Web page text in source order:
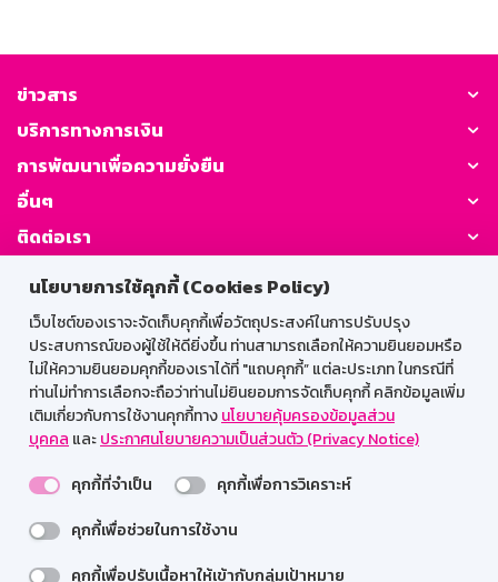
นโยบายการใช้คุกกี้ (Cookies Policy)
เว็บไซต์ของเราจะจัดเก็บคุกกี้เพื่อวัตถุประสงค์ในการปรับปรุง
ประสบการณ์ของผู้ใช้ให้ดียิ่งขึ้น ท่านสามารถเลือกให้ความยินยอมหรือ
ไม่ให้ความยินยอมคุกกี้ของเราได้ที่ "แถบคุกกี้” แต่ละประเภท ในกรณีที่
ท่านไม่ทำการเลือกจะถือว่าท่านไม่ยินยอมการจัดเก็บคุกกี้ คลิกข้อมูลเพิ่ม
เติมเกี่ยวกับการใช้งานคุกกี้ทางนโยบายคุ้มครองข้อมูลส่วน
บุคคล และประกาศนโยบายความเป็นส่วนตัว (Privacy Notice)
คุกกี้ที่จำเป็น
คุกกี้เพื่อการวิเคราะห์
คุกกี้เพื่อช่วยในการใช้งาน
คุกกี้เพื่อปรับเนื้อหาให้เข้ากับกลุ่มเป้าหมาย
ข่าวสาร
บริการทางการเงิน
การพัฒนาเพื่อความยั่งยืน
อื่นๆ
ติดต่อเรา
GSB Society:
สำหรับพนักงาน
Web HR
GSB Wisdom
M-Search
เข้าสู่ระบบเน็ตเมล
รองรับการใช้งานได้ดีบนเว็บบราวเซอร์